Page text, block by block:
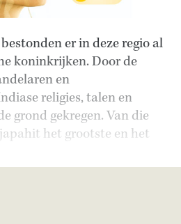
er in deze regio al
koninkrijken. Door de
en
religies, talen en
grond gekregen. Van die
het grootste en het